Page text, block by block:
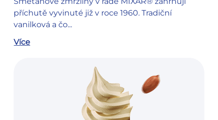
příchutě vyvinuté již v roce 1960. Tradiční
vanilková a čo...
Více